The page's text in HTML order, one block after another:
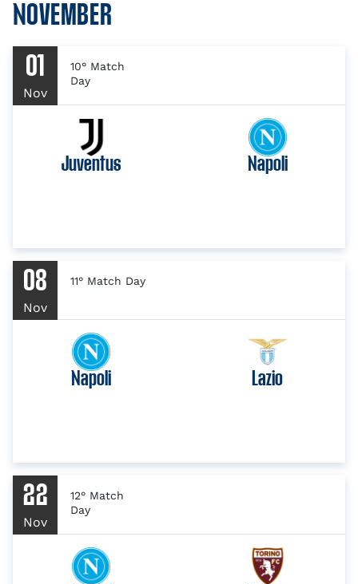
NOVEMBER
01
Nov
10° Match
Day
Juventus Napoli
08
Nov
11° Match Day
Napoli Lazio
22
Nov
12° Match
Day